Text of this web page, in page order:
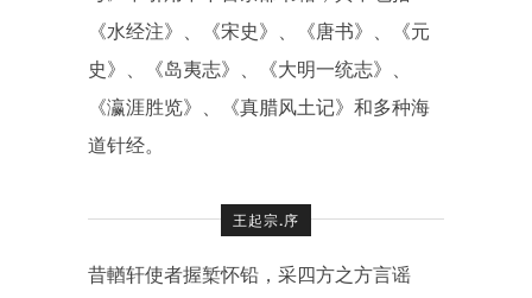
《水经注》、《宋史》、《唐书》、《元
史》、《岛夷志》、《大明一统志》、
《瀛涯胜览》、《真腊风土记》和多种海
道针经。
王起宗.序
昔輶轩使者握椠怀铅，采四方之方言谣